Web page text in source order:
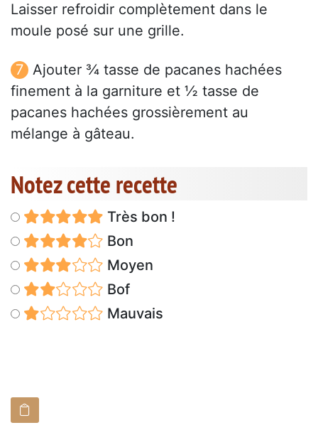
Laisser refroidir complètement dans le
moule posé sur une grille.
Ajouter ¾ tasse de pacanes hachées
finement à la garniture et ½ tasse de
pacanes hachées grossièrement au
mélange à gâteau.
Notez cette recette
Très bon !
Bon
Moyen
Bof
Mauvais